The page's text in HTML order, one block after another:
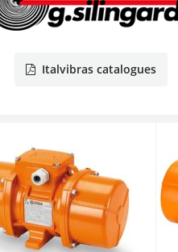
Italvibras catalogues